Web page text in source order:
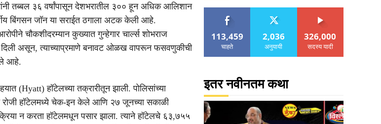
तब्बल ३६ वर्षांपासून देशभरातील ३०० हून अधिक आलिशान
बिंगसन जॉन या सराईत ठगाला अटक केली आहे.
चौकशीदरम्यान कुख्यात गुन्हेगार चार्ल्स शोभराज
दिली असून, त्याच्याप्रमाणे बनावट ओळख वापरून फसवणुकीची
आहे.
(Hyatt) हॉटेलच्या तक्रारीतून झाली. पोलिसांच्या
रोजी हॉटेलमध्ये चेक-इन केले आणि २७ जूनच्या सकाळी
न करता हॉटेलमधून पसार झाला. त्याने हॉटेलचे ६३,७५५
113,459
चाहते
2,036
अनुयायी
326,000
सदस्य यादी
इतर नवीनतम कथा